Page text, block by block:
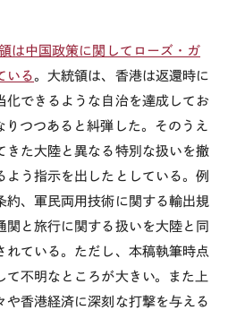
は中国政策に関してローズ・ガ
いる 。大統領は、香港は返還時に
化できるような自治を達成してお
りつつあると糾弾した。そのうえ
きた大陸と異なる特別な扱いを撤
よう指示を出したとしている。例
約、軍民両用技術に関する輸出規
関と旅行に関する扱いを大陸と同
れている。ただし、本稿執筆時点
て不明なところが大きい。また上
や香港経済に深刻な打撃を与える